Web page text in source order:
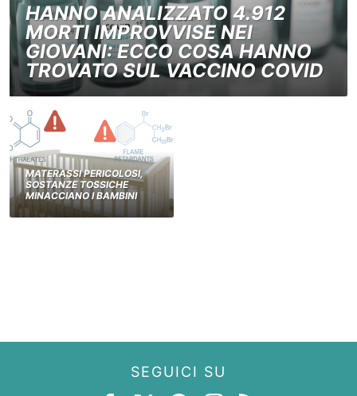
HANNO ANALIZZATO 4.912
MORTI IMPROVVISE NEI
GIOVANI: ECCO COSA HANNO
TROVATO SUL VACCINO COVID
MATERASSI PERICOLOSI,
SOSTANZE TOSSICHE
MINACCIANO I BAMBINI
SEGUICI SU